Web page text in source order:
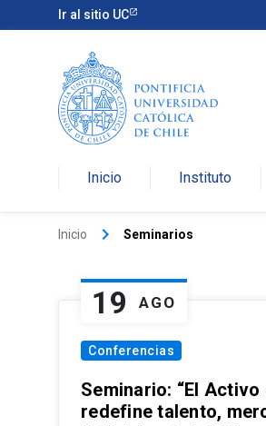
Ir al sitio UC
Inicio Instituto
Inicio keyboard_arrow_right Seminarios
19 AGO
Conferencias
Seminario: “El
redefine talento,